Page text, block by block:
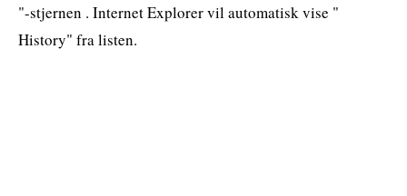
"-stjernen . Internet Explorer vil automatisk vise "
History" fra listen.